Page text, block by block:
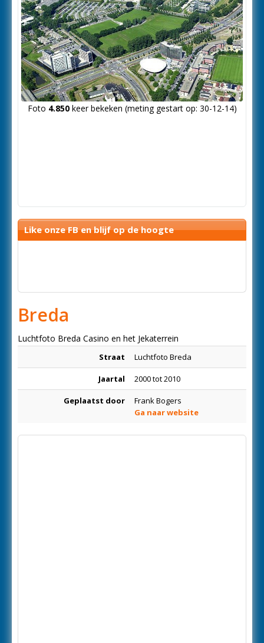
Foto 4.850keer bekeken (meting gestart op: 30-12-14)
Like onze FB en blijf op de hoogte
Breda
Luchtfoto Breda Casino en het Jekaterrein
Straat Luchtfoto Breda
Jaartal 2000 tot 2010
Geplaatst door
Frank Bogers
Ga naar website